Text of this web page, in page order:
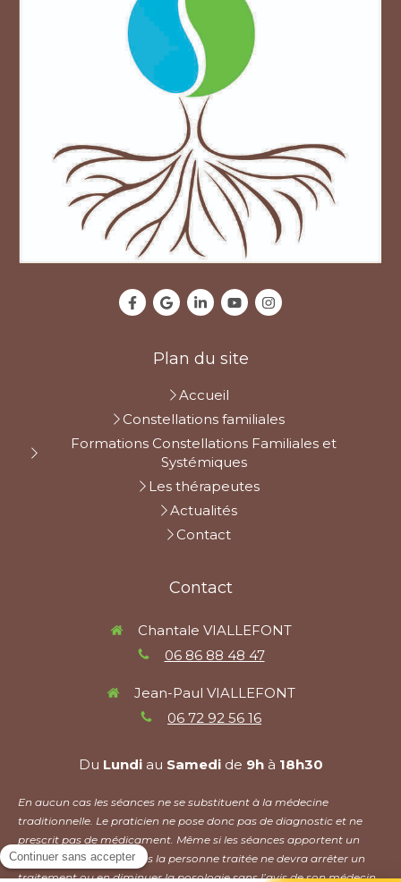
Plan du site
Accueil
Constellations familiales
Formations Constellations Familiales et
Systémiques
Les thérapeutes
Actualités
Contact
Contact
Chantale VIALLEFONT
06 86 88 48 47
Jean-Paul VIALLEFONT
06 72 92 56 16
Du Lundiau Samedide 9hà 18h30
En aucun cas les séances ne se substituent à la médecine
traditionnelle. Le praticien ne pose donc pas de diagnostic et ne
prescrit pas de médicament. Même si les séances apportent un
mieux être, en aucun cas la personne traitée ne devra arrêter un
traitement ou en diminuer la posologie sans l’avis de son médecin.